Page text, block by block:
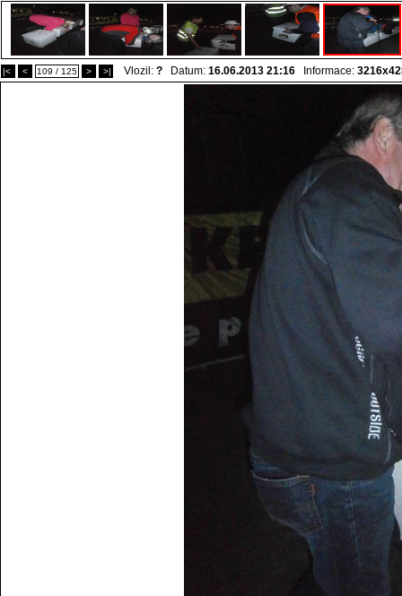
|< < 109 / 125 > >| Vlozil: ? Datum: 16.06.2013 21:16 Informace: